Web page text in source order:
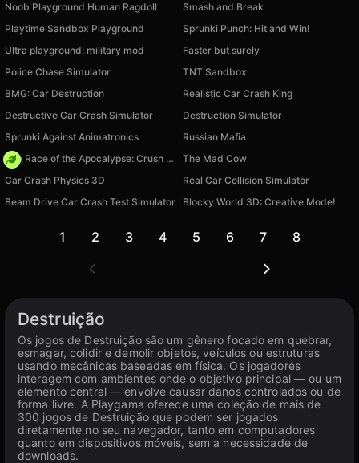
Noob Playground Human Ragdoll
Smash and Break
Playtime Sandbox Playground
Sprunki Punch: Hit and Win!
Ultra playground: military mod
Faster but surely
Police Chase Simulator
TNT Sandbox
BMG: Car Destruction
Realistic Car Crash King
Destructive Car Crash Simulator
Destruction Simulator
Sprunki Against Animatronics
Russian Mafia
The Race of the Apocalypse: Crush the Zombies!
The Mad Cow
Car Crash Physics 3D
Real Car Collision Simulator
Beam Drive Car Crash Test Simulator
Blocky World 3D: Creative Mode!
1 2 3 4 5 6 7 8
Destruição
Os jogos de Destruição são um gênero focado em quebrar,
esmagar, colidir e demolir objetos, veículos ou estruturas
usando mecânicas baseadas em física. Os jogadores
interagem com ambientes onde o objetivo principal — ou um
elemento central — envolve causar danos controlados ou de
forma livre. A Playgama oferece uma coleção de mais de
300 jogos de Destruição que podem ser jogados
diretamente no seu navegador, tanto em computadores
quanto em dispositivos móveis, sem a necessidade de
downloads.